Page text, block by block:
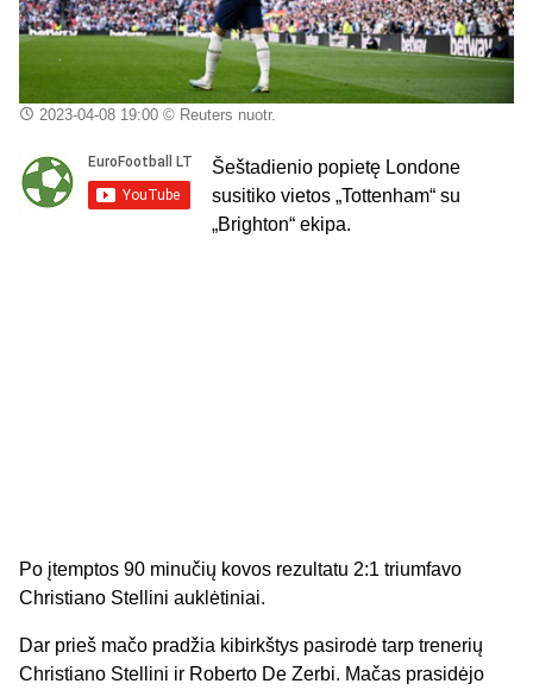
2023-04-08 19:00© Reuters nuotr.
Šeštadienio popietę Londone
susitiko vietos „Tottenham“ su
„Brighton“ ekipa.
Po įtemptos 90 minučių kovos rezultatu 2:1 triumfavo
Christiano Stellini auklėtiniai.
Dar prieš mačo pradžia kibirkštys pasirodė tarp trenerių
Christiano Stellini ir Roberto De Zerbi. Mačas prasidėjo